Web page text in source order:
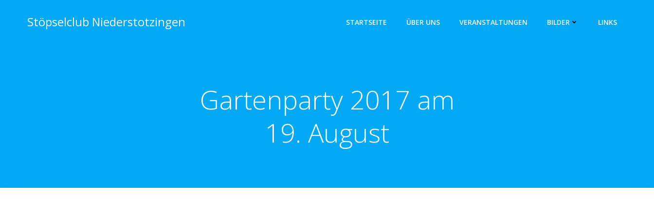
springenStöpselclub Niederstotzingen STARTSEITE ÜBER UNS VERANSTALTUNGEN BILDER LINKS
Gartenparty 2017 am
19. August